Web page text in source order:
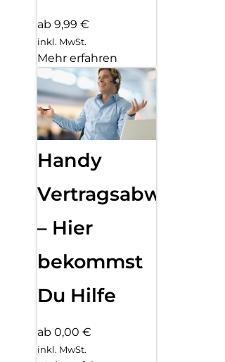
ab 9,99 €
inkl. MwSt.
Mehr erfahren
Handy
Vertragsabwicklung
– Hier
bekommst
Du Hilfe
ab 0,00 €
inkl. MwSt.